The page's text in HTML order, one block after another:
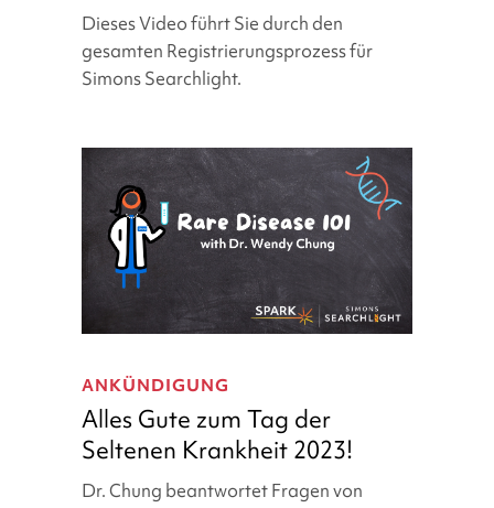
Video
mit
Schritt-
Anleitung)
Dieses Video führt Sie durch den
gesamten Registrierungsprozess für
Simons Searchlight.
zum
Tag
der
Seltenen
ANKÜNDIGUNG
Alles Gute zum Tag der
Seltenen Krankheit 2023!
Dr. Chung beantwortet Fragen von